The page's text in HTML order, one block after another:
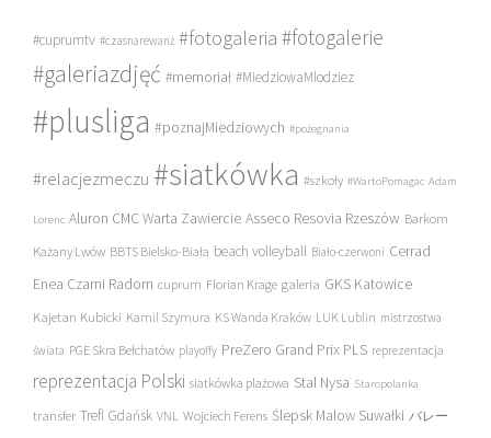
#cuprumtv #czasnarewanż #fotogaleria #fotogalerie
#galeriazdjęć #memoriał #MiedziowaMlodziez
#plusliga #poznajMiedziowych #pożegnania
#relacjezmeczu #siatkówka #szkoły #WartoPomagac Adam
Lorenc Aluron CMC Warta Zawiercie Asseco Resovia Rzeszów Barkom
Każany Lwów BBTS Bielsko-Biała beach volleyball Biało-czerwoni Cerrad
Enea Czarni Radom cuprum Florian Krage galeria GKS Katowice
Kajetan Kubicki Kamil Szymura KS Wanda Kraków LUK Lublin mistrzostwa
świata PGE Skra Bełchatów playoffy PreZero Grand Prix PLS reprezentacja
reprezentacja Polski siatkówka plażowa Stal Nysa Staropolanka
transfer Trefl Gdańsk VNL Wojciech Ferens Ślepsk Malow Suwałki バレー